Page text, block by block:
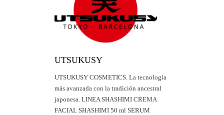
UTSUKUSY
UTSUKUSY COSMETICS. La tecnología
más avanzada con la tradición ancestral
japonesa. LINEA SHASHIMI CREMA
FACIAL SHASHIMI 50 ml SERUM